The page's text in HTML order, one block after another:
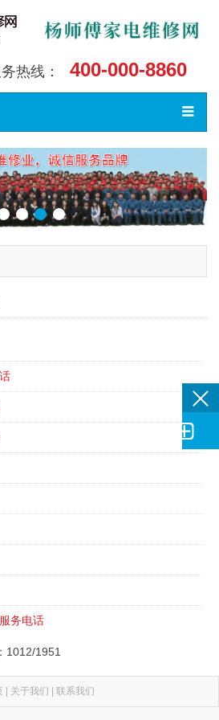
热线： 400-000-8860
Toggle
󰀥
务电话
1012/1951
| 关于我们 | 联系我们
